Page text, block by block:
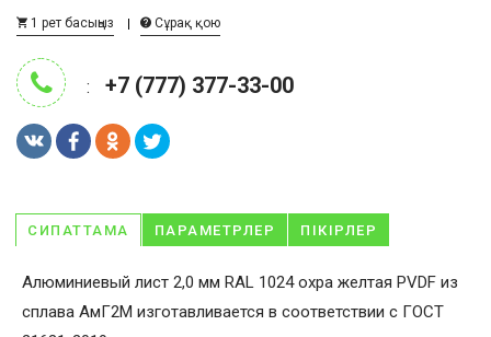
1 рет басыңыз Сұрақ қою
: +7 (777) 377-33-00
СИПАТТАМА ПАРАМЕТРЛЕР ПІКІРЛЕР
Алюминиевый лист 2,0 мм RAL 1024 охра желтая PVDF из
сплава АмГ2М изготавливается в соответствии с ГОСТ